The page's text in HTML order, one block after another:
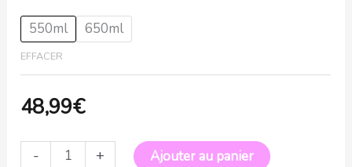
550ml 650ml
EFFACER
48,99€
- + Ajouter au panier